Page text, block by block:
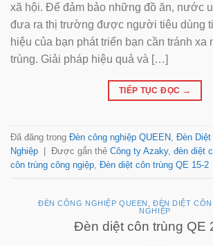
xã hội. Để đảm bảo những đồ ăn, nước
đưa ra thị trường được người tiêu dùng
hiệu của bạn phát triển bạn cần tránh xa
trùng. Giải pháp hiệu quả và […]
TIẾP TỤC ĐỌC →
Đã đăng trong Đèn công nghiệp QUEEN Đèn Diệt
Nghiệp
Được gắn thẻ Công ty Azaky, đèn diệt
côn trùng công ngiệp Đèn diệt côn trùng QE 15-2
ĐÈN CÔNG NGHIỆP QUEEN
ĐÈN DIỆT
NGHIỆP
Đèn diệt côn trùng QE